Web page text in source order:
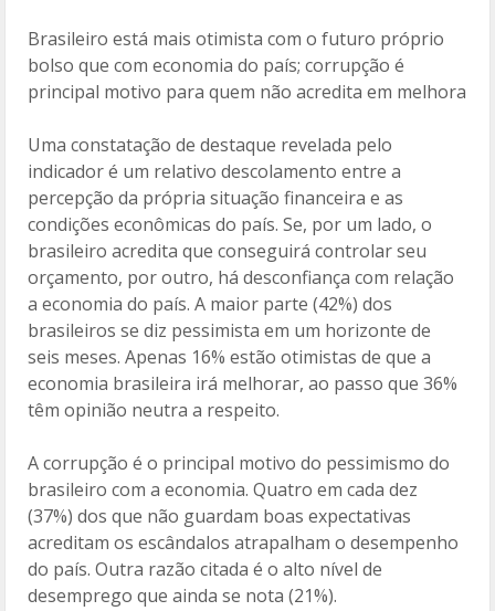
Brasileiro está mais otimista com o futuro próprio
bolso que com economia do país; corrupção é
principal motivo para quem não acredita em melhora
Uma constatação de destaque revelada pelo
indicador é um relativo descolamento entre a
percepção da própria situação financeira e as
condições econômicas do país. Se, por um lado, o
brasileiro acredita que conseguirá controlar seu
orçamento, por outro, há desconfiança com relação
a economia do país. A maior parte (42%) dos
brasileiros se diz pessimista em um horizonte de
seis meses. Apenas 16% estão otimistas de que a
economia brasileira irá melhorar, ao passo que 36%
têm opinião neutra a respeito.
A corrupção é o principal motivo do pessimismo do
brasileiro com a economia. Quatro em cada dez
(37%) dos que não guardam boas expectativas
acreditam os escândalos atrapalham o desempenho
do país. Outra razão citada é o alto nível de
desemprego que ainda se nota (21%).